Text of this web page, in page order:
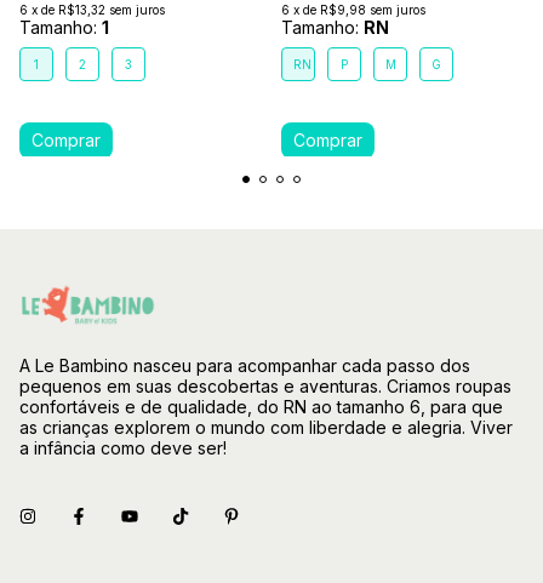
6 x de R$13,32 sem juros
Tamanho: 1
1 2 3
6 x de R$9,98 sem juros
Tamanho: RN
RN P M G
A Le Bambino nasceu para acompanhar cada passo dos
pequenos em suas descobertas e aventuras. Criamos roupas
confortáveis e de qualidade, do RN ao tamanho 6, para que
as crianças explorem o mundo com liberdade e alegria. Viver
a infância como deve ser!